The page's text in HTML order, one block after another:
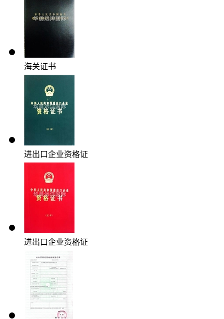
海关证书
进出口企业资格证
进出口企业资格证